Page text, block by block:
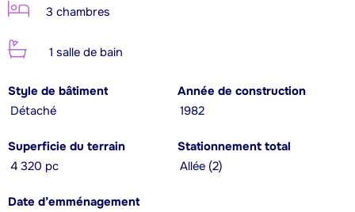
3 chambres
1 salle de bain
Style de bâtiment
Détaché
Année de construction
1982
Superficie du terrain
4 320 pc
Stationnement total
Allée (2)
Date d’emménagement